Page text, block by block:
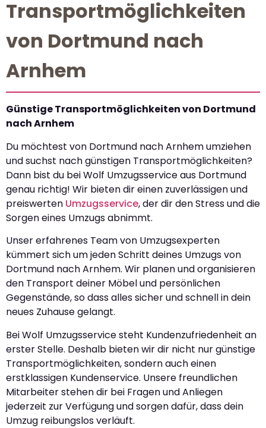
Transportmöglichkeiten
von Dortmund nach
Arnhem
Günstige Transportmöglichkeiten von Dortmund
nach Arnhem
Du möchtest von Dortmund nach Arnhem umziehen
und suchst nach günstigen Transportmöglichkeiten?
Dann bist du bei Wolf Umzugsservice aus Dortmund
genau richtig! Wir bieten dir einen zuverlässigen und
preiswerten Umzugsservice, der dir den Stress und die
Sorgen eines Umzugs abnimmt.
Unser erfahrenes Team von Umzugsexperten
kümmert sich um jeden Schritt deines Umzugs von
Dortmund nach Arnhem. Wir planen und organisieren
den Transport deiner Möbel und persönlichen
Gegenstände, so dass alles sicher und schnell in dein
neues Zuhause gelangt.
Bei Wolf Umzugsservice steht Kundenzufriedenheit an
erster Stelle. Deshalb bieten wir dir nicht nur günstige
Transportmöglichkeiten, sondern auch einen
erstklassigen Kundenservice. Unsere freundlichen
Mitarbeiter stehen dir bei Fragen und Anliegen
jederzeit zur Verfügung und sorgen dafür, dass dein
Umzug reibungslos verläuft.